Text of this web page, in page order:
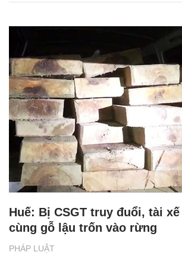
PHÁP LUẬT
Huế: Bị CSGT truy đuổi, tài
cùng gỗ lậu trốn vào rừng